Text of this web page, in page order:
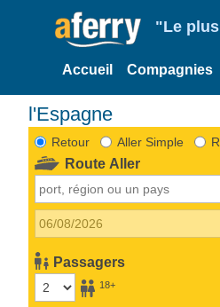
"Le
Accueil Compagnies
l'Espagne
Retour Aller Simple
Route Aller
Passagers
18+